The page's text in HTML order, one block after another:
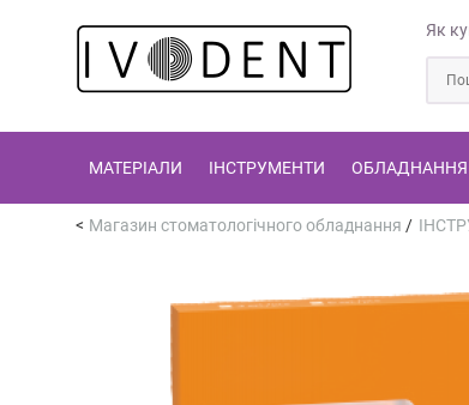
Як
МАТЕРІАЛИ ІНСТРУМЕНТИ ОБЛАДНАННЯ
Магазин стоматологічного обладнання /